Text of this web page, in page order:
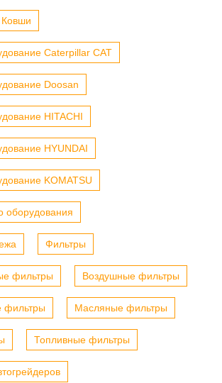
Ковши
Caterpillar CAT
Doosan
HITACHI
HYUNDAI
KOMATSU
оборудования
Фильтры
фильтры Воздушные фильтры
фильтры Масляные фильтры
Топливные фильтры